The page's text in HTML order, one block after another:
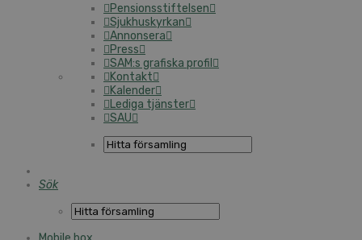
Pensionsstiftelsen
Sjukhuskyrkan
Annonsera
Press
SAM:s grafiska profil
Kontakt
Kalender
Lediga tjänster
SAU
Sök